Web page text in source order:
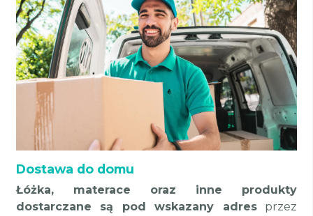
Dostawa do domu
Łóżka, materace oraz inne produkty
dostarczane są pod wskazany adresprzez